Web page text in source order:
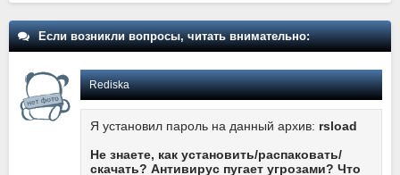
Если возникли вопросы, читать внимательно:
Rediska
Я установил пароль на данный архив: rsload
Не знаете, как установить/распаковать/
скачать? Антивирус пугает угрозами? Что